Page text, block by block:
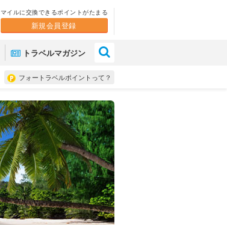
マイルに交換できるポイントがたまる
新規会員登録
トラベルマガジン
フォートラベルポイントって？